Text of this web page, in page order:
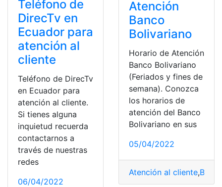
Teléfono de
DirecTv en
Ecuador para
atención al
cliente
Teléfono de DirecTv
en Ecuador para
atención al cliente.
Si tienes alguna
inquietud recuerda
contactarnos a
través de nuestras
redes
06/04/2022
Atención
Banco
Bolivariano
Horario de Atención
Banco Bolivariano
(Feriados y fines de
semana). Conozca
los horarios de
atención del Banco
Bolivariano en sus
05/04/2022
Atención al cliente,